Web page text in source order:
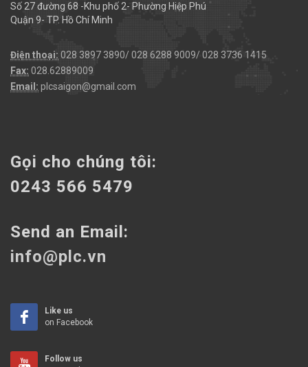
Số 27 đường 68 -Khu phố 2- Phường Hiệp Phú
Quận 9- TP. Hồ Chí Minh
Điện thoại: 028 3897 3890/ 028 6288 9009/ 028 3736 1415
Fax: 028.62889009
Email: plcsaigon@gmail.com
Gọi cho chúng tôi:
0243 566 5479
Send an Email:
info@plc.vn
Like us
on Facebook
Follow us